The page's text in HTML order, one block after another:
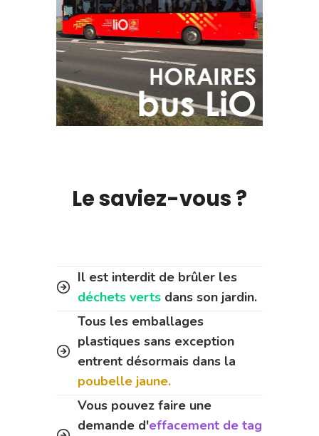
Le saviez-vous ?
Il est interdit de brûler les
déchets verts dans son jardin.
Tous les emballages
plastiques sans exception
entrent désormais dans la
poubelle jaune.
Vous pouvez faire une
demande d'effacement de tag